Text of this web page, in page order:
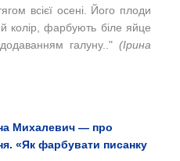
всієї осені. Його плоди
колір, фарбують біле яйце
галуну.." (Ірина
Михалевич — про
«Як фарбувати писанку